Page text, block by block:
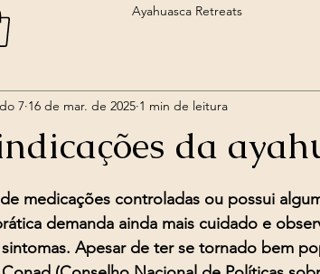
Ayahuasca Retreats
Ayahuasca
Medicina do Rapé Medicina Sananga
Reiki Xamânico
da
7 16 de mar. de 2025 1 min de leitura
de 5 estrelas.
medicações controladas ou possui
demanda ainda mais cuidado e
sintomas. Apesar de ter se tornado bem